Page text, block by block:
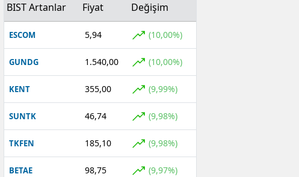
BIST Artanlar Fiyat Değişim
ESCOM 5,94 (10,00%)
GUNDG 1.540,00 (10,00%)
KENT 355,00 (9,99%)
SUNTK 46,74 (9,98%)
TKFEN 185,10 (9,98%)
BETAE 98,75 (9,97%)